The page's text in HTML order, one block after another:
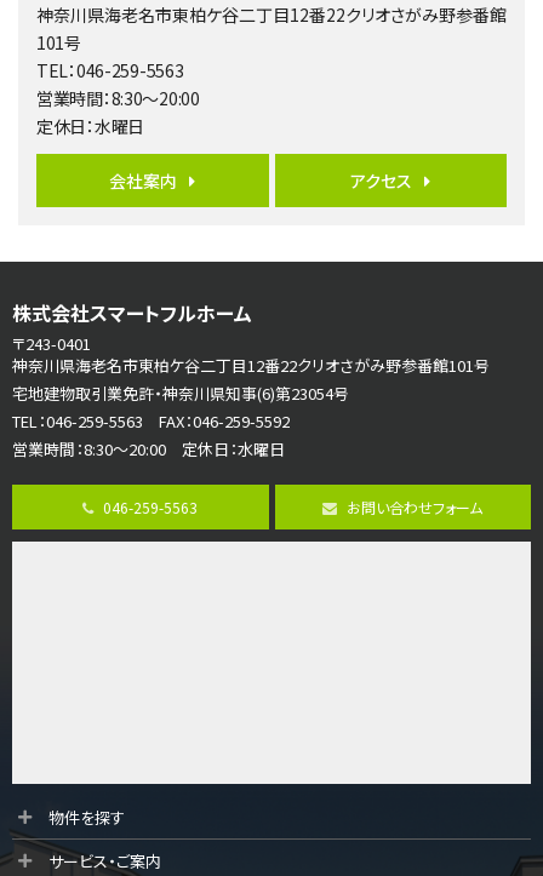
バ14分・ 歩4分
LDK約20帖とゆとりある広さ！WIC、SICの…
第6位
4ＬＤＫ
長後駅
海老名駅
バ18分 歩6分
開放感のある角地区画。車３台並列駐車可能です。 …
第8位
3,180万円
3ＬＤＫ
海老名駅
第10位
3,680万円
神奈川県海老名市東柏ケ谷二丁目12番22クリオさがみ野参番館
101号
TEL：046-259-5563
営業時間：8:30～20:00
定休日：水曜日
会社案内 アクセス
株式会社スマートフルホーム
〒243-0401
神奈川県海老名市東柏ケ谷二丁目12番22クリオさがみ野参番館101号
宅地建物取引業免許・神奈川県知事(6)第23054号
TEL：046-259-5563 FAX：046-259-5592
営業時間：8:30～20:00 定休日：水曜日
046-259-5563 お問い合わせフォーム
物件を探す
サービス・ご案内